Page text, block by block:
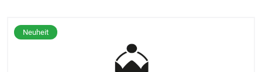
Neuheit